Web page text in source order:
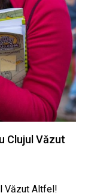
Clujul Văzut
Văzut Altfel!